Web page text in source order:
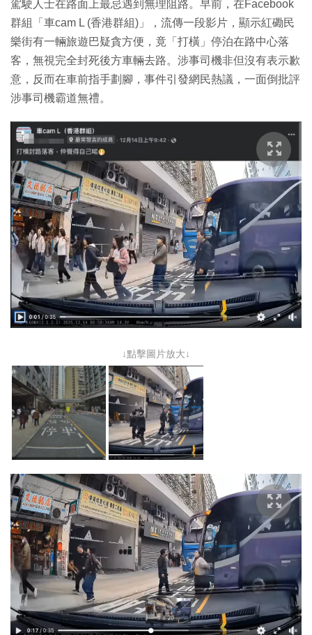
駕駛人士在路面上最忌遇到無理阻路。早前，在Facebook
群組「車cam L (香港群組)」，流傳一段影片，顯示紅磡民
樂街有一輛旅遊巴疑貪方便，竟「打橫」停泊在路中心落
客，無視完全封死後方車輛去路。涉事司機非但沒有表示歉
意，反而在車前指手劃腳，事件引發網民熱議，一面倒批評
涉事司機霸道無禮。
↓點擊圖片放大↓